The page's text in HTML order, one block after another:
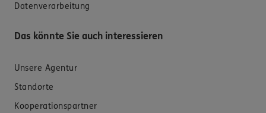
Datenverarbeitung
Das könnte Sie auch interessieren
Unsere Agentur
Standorte
Kooperationspartner